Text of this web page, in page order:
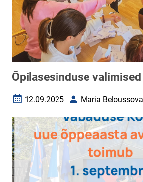
Õpilasesinduse valimised
Loomise kuupäev
12.09.2025 AutorMaria Beloussova